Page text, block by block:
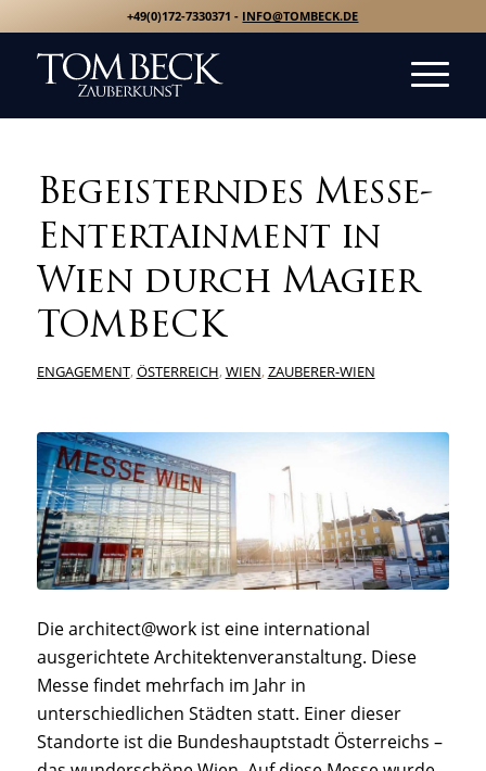
+49(0)172-7330371 - INFO@TOMBECK.DE
Begeisterndes Messe-
Entertainment in
Wien durch Magier
TOMBECK
ENGAGEMENT,ÖSTERREICH,WIEN,ZAUBERER-WIEN
Die architect@work ist eine international
ausgerichtete Architektenveranstaltung. Diese
Messe findet mehrfach im Jahr in
unterschiedlichen Städten statt. Einer dieser
Standorte ist die Bundeshauptstadt Österreichs –